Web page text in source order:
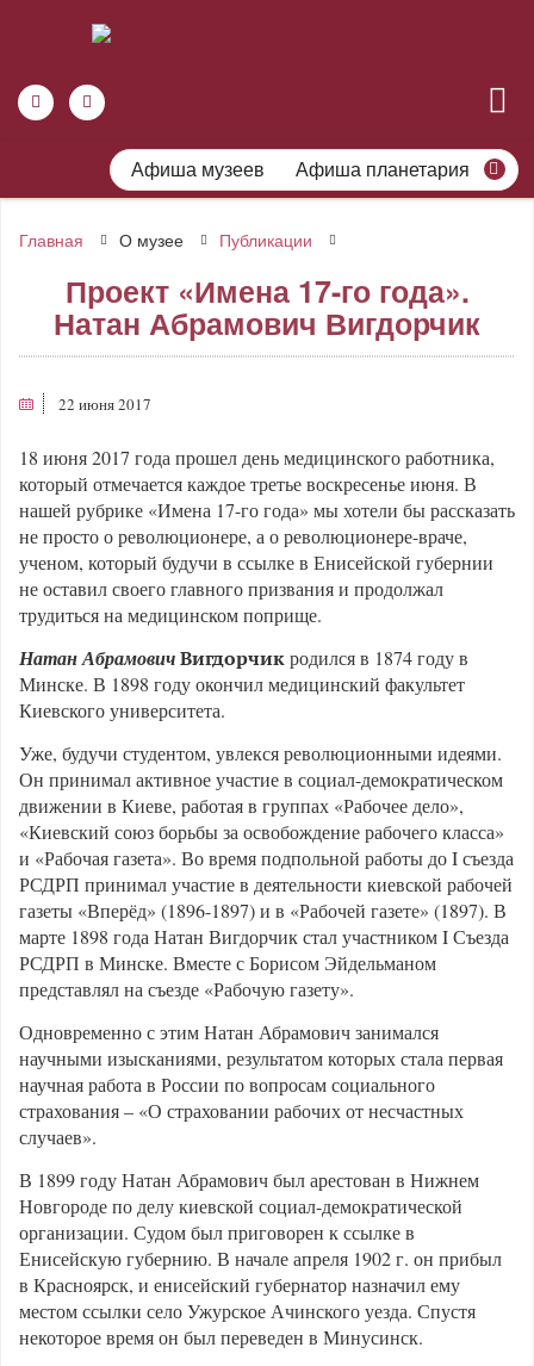
Афиша музеев Афиша планетария
Главная О музее Публикации
Проект «Имена 17-го года».
Натан Абрамович Вигдорчик
22 июня 2017
18 июня 2017 года прошел день медицинского работника,
который отмечается каждое третье воскресенье июня. В
нашей рубрике «Имена 17-го года» мы хотели бы рассказать
не просто о революционере, а о революционере-враче,
ученом, который будучи в ссылке в Енисейской губернии
не оставил своего главного призвания и продолжал
трудиться на медицинском поприще.
Натан Абрамович Вигдорчик родился в 1874 году в
Минске. В 1898 году окончил медицинский факультет
Киевского университета.
Уже, будучи студентом, увлекся революционными идеями.
Он принимал активное участие в социал-демократическом
движении в Киеве, работая в группах «Рабочее дело»,
«Киевский союз борьбы за освобождение рабочего класса»
и «Рабочая газета». Во время подпольной работы до I съезда
РСДРП принимал участие в деятельности киевской рабочей
газеты «Вперёд» (1896-1897) и в «Рабочей газете» (1897). В
марте 1898 года Натан Вигдорчик стал участником I Съезда
РСДРП в Минске. Вместе с Борисом Эйдельманом
представлял на съезде «Рабочую газету».
Одновременно с этим Натан Абрамович занимался
научными изысканиями, результатом которых стала первая
научная работа в России по вопросам социального
страхования – «О страховании рабочих от несчастных
случаев».
В 1899 году Натан Абрамович был арестован в Нижнем
Новгороде по делу киевской социал-демократической
организации. Судом был приговорен к ссылке в
Енисейскую губернию. В начале апреля 1902 г. он прибыл
в Красноярск, и енисейский губернатор назначил ему
местом ссылки село Ужурское Ачинского уезда. Спустя
некоторое время он был переведен в Минусинск.